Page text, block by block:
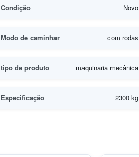
Condição Novo
Modo de caminhar com rodas
tipo de produto maquinaria mecânica
Especificação 2300 kg